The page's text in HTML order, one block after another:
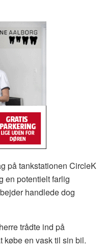
på tankstationen CircleK
en potentielt farlig
handlede dog
trådte ind på
købe en vask til sin bil.